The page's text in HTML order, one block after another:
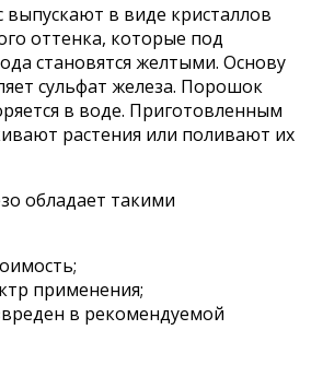
в виде кристаллов
оттенка, которые под
становятся желтыми. Основу
сульфат железа. Порошок
в воде. Приготовленным
растения или поливают их
обладает такими
применения;
в рекомендуемой